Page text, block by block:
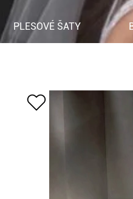
PLESOVÉ ŠATY